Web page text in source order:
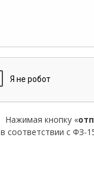
Нажимая кнопку «
в соответствии с ФЗ-